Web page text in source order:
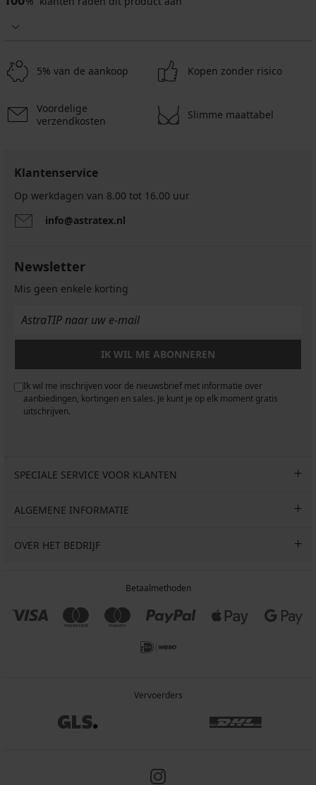
5% van de aankoop Kopen zonder risico
Voordelige
verzendkosten
Slimme maattabel
Klantenservice
Op werkdagen van 8.00 tot 16.00 uur
info@astratex.nl
Newsletter
Mis geen enkele korting
IK WIL ME ABONNEREN
Ik wil me inschrijven voor de nieuwsbrief met informatie over
aanbiedingen, kortingen en sales. Je kunt je op elk moment gratis
uitschrijven.
SPECIALE SERVICE VOOR KLANTEN
ALGEMENE INFORMATIE
OVER HET BEDRIJF
Betaalmethoden
Vervoerders